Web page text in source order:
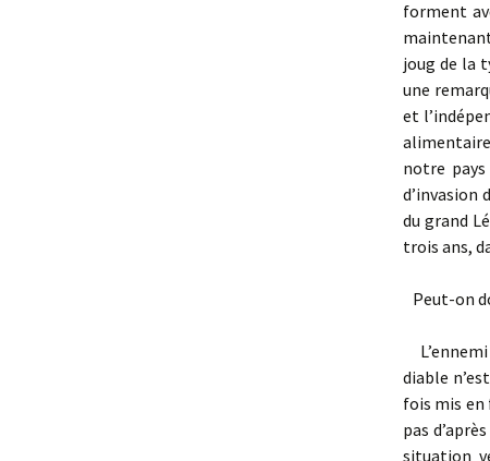
forment
joug de la
une
et
notre
d’invasion
du grand
trois ans,
Peut-on
diable
fois mis en
pas
situation